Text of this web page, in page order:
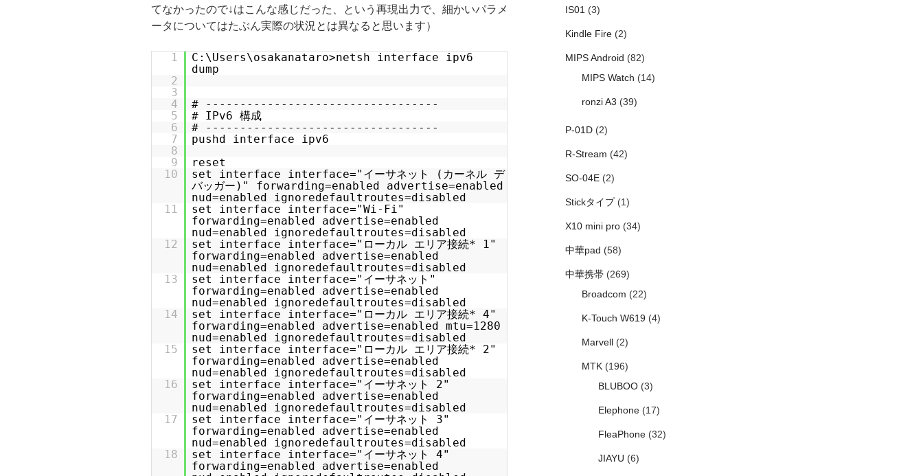
てなかったので↓はこんな感じだった、という再現出力で、細かいパラメ
ータについてはたぶん実際の状況とは異なると思います）
1
C:\Users\osakanataro>netsh interface ipv6
dump
2
3
4
# ----------------------------------
5
# IPv6 構成
6
# ----------------------------------
7
pushd interface ipv6
8
9
reset
10
set interface interface="イーサネット (カーネル デ
バッガー)" forwarding=enabled advertise=enabled
nud=enabled ignoredefaultroutes=disabled
11
set interface interface="Wi-Fi"
forwarding=enabled advertise=enabled
nud=enabled ignoredefaultroutes=disabled
12
set interface interface="ローカル エリア接続* 1"
forwarding=enabled advertise=enabled
nud=enabled ignoredefaultroutes=disabled
13
set interface interface="イーサネット"
forwarding=enabled advertise=enabled
nud=enabled ignoredefaultroutes=disabled
14
set interface interface="ローカル エリア接続* 4"
forwarding=enabled advertise=enabled mtu=1280
nud=enabled ignoredefaultroutes=disabled
15
set interface interface="ローカル エリア接続* 2"
forwarding=enabled advertise=enabled
nud=enabled ignoredefaultroutes=disabled
16
set interface interface="イーサネット 2"
forwarding=enabled advertise=enabled
nud=enabled ignoredefaultroutes=disabled
17
set interface interface="イーサネット 3"
forwarding=enabled advertise=enabled
nud=enabled ignoredefaultroutes=disabled
18
set interface interface="イーサネット 4"
forwarding=enabled advertise=enabled
IS01(3)
Kindle Fire(2)
MIPS Android (82)
MIPS Watch (14)
ronzi A3 (39)
P-01D(2)
R-Stream (42)
SO-04E(2)
Stickタイプ(1)
X10 mini pro(34)
中華pad (58)
中華携帯(269)
Broadcom (22)
K-Touch W619(4)
Marvell(2)
MTK(196)
BLUBOO(3)
Elephone(17)
FleaPhone(32)
JIAYU (6)